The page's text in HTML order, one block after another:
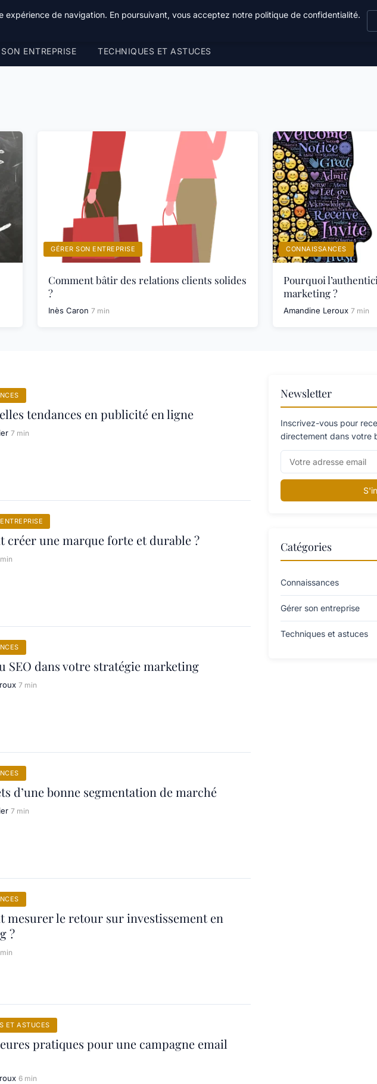
SON ENTREPRISE TECHNIQUES ET ASTUCES
GÉRER SON ENTREPRISE
Comment bâtir des relations clients solides
?
Inès Caron 7 min
CONNAISSANCES
Pourquoi
marketing ?
Amandine Leroux 7 min
tendances en publicité en ligne
7 min
créer une marque forte et durable ?
SEO dans votre stratégie marketing
7 min
d’une bonne segmentation de marché
7 min
mesurer le retour sur investissement en
?
ET ASTUCES
pratiques pour une campagne email
6 min
Newsletter
Inscrivez-vous pour
directement dans votre
Catégories
Connaissances
Gérer son entreprise
Techniques et astuces
expérience de navigation. En poursuivant, vous acceptez notre politique de confidentialité.